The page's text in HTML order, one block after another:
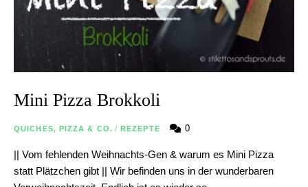
Mini Pizza Brokkoli
QUICHES, PIZZA & CO. / REZEPTE 0
|| Vom fehlenden Weihnachts-Gen & warum es Mini Pizza
statt Plätzchen gibt || Wir befinden uns in der wunderbaren